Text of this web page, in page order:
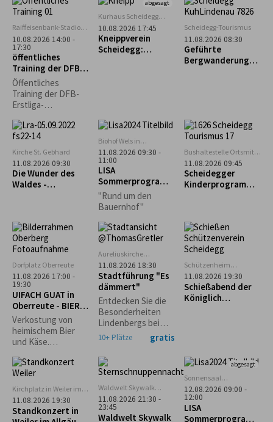
ein fröhliches
Hühnerleben
führen können? Das
und vieles mehr,
erfahrt ihr an
diesem Nachmittag.
Raiffeisenbank-Stadion
in Weiler im Allgäu
10.08.2026 14:00 -
17:30
öffentliches
Training der DFB-
Erstliga-
Schiedsrichter
Öffentliches
Training der DFB-
Erstliga-
Bewirtung
abgesagt
Kurhaus Scheidegg
Mehrzweckraum im UG
10.08.2026 17:45
Kneippverein
Scheidegg:
Scheidegg-Tourismus
11.08.2026 08:30
Geführte
Bergwanderung
Kirche St. Gebhard
11.08.2026 09:30
Die Wunder des
Waldes -
Biohof Wels in
Oberthalhofen
11.08.2026 09:30 -
11:00
LISA
Sommerprogramm
: Hofeinblicke
"Rund um den
Bauernhof"
Bushaltestelle Ortsmitte
Scheidegg
11.08.2026 09:45
Scheidegger
Kinderprogramm:
Heim in Scheffau
Dorfplatz Oberreute
11.08.2026 17:00 -
19:30
UIFACH GUAT in
Oberreute - BIER &
KÄSE
Verkostung von
heimischem Bier
und Käse.
erforderlich.
Aureliuskirche
Lindenberg
11.08.2026 18:30
Stadtführung "Es
dämmert"
Entdecken Sie die
Besonderheiten
Lindenbergs bei
einem abendlichen
Spaziergang durch
die
Stadtgeschichte
unter kundiger
Führung.
10+ Plätze gratis
Schützenheim
Scheidegg
(ehem. Lokschuppen)
11.08.2026 19:30
Schießabend der
Königlich
Kirchplatz in Weiler im
Allgäu
11.08.2026 19:30
Standkonzert in
Waldwelt Skywalk
Allgäu, Scheidegg
11.08.2026 21:30 -
23:45
Waldwelt Skywalk
abgesagt
Sonnensaal
Stiefenhofen
12.08.2026 09:00 -
12:00
LISA
Sommerprogramm